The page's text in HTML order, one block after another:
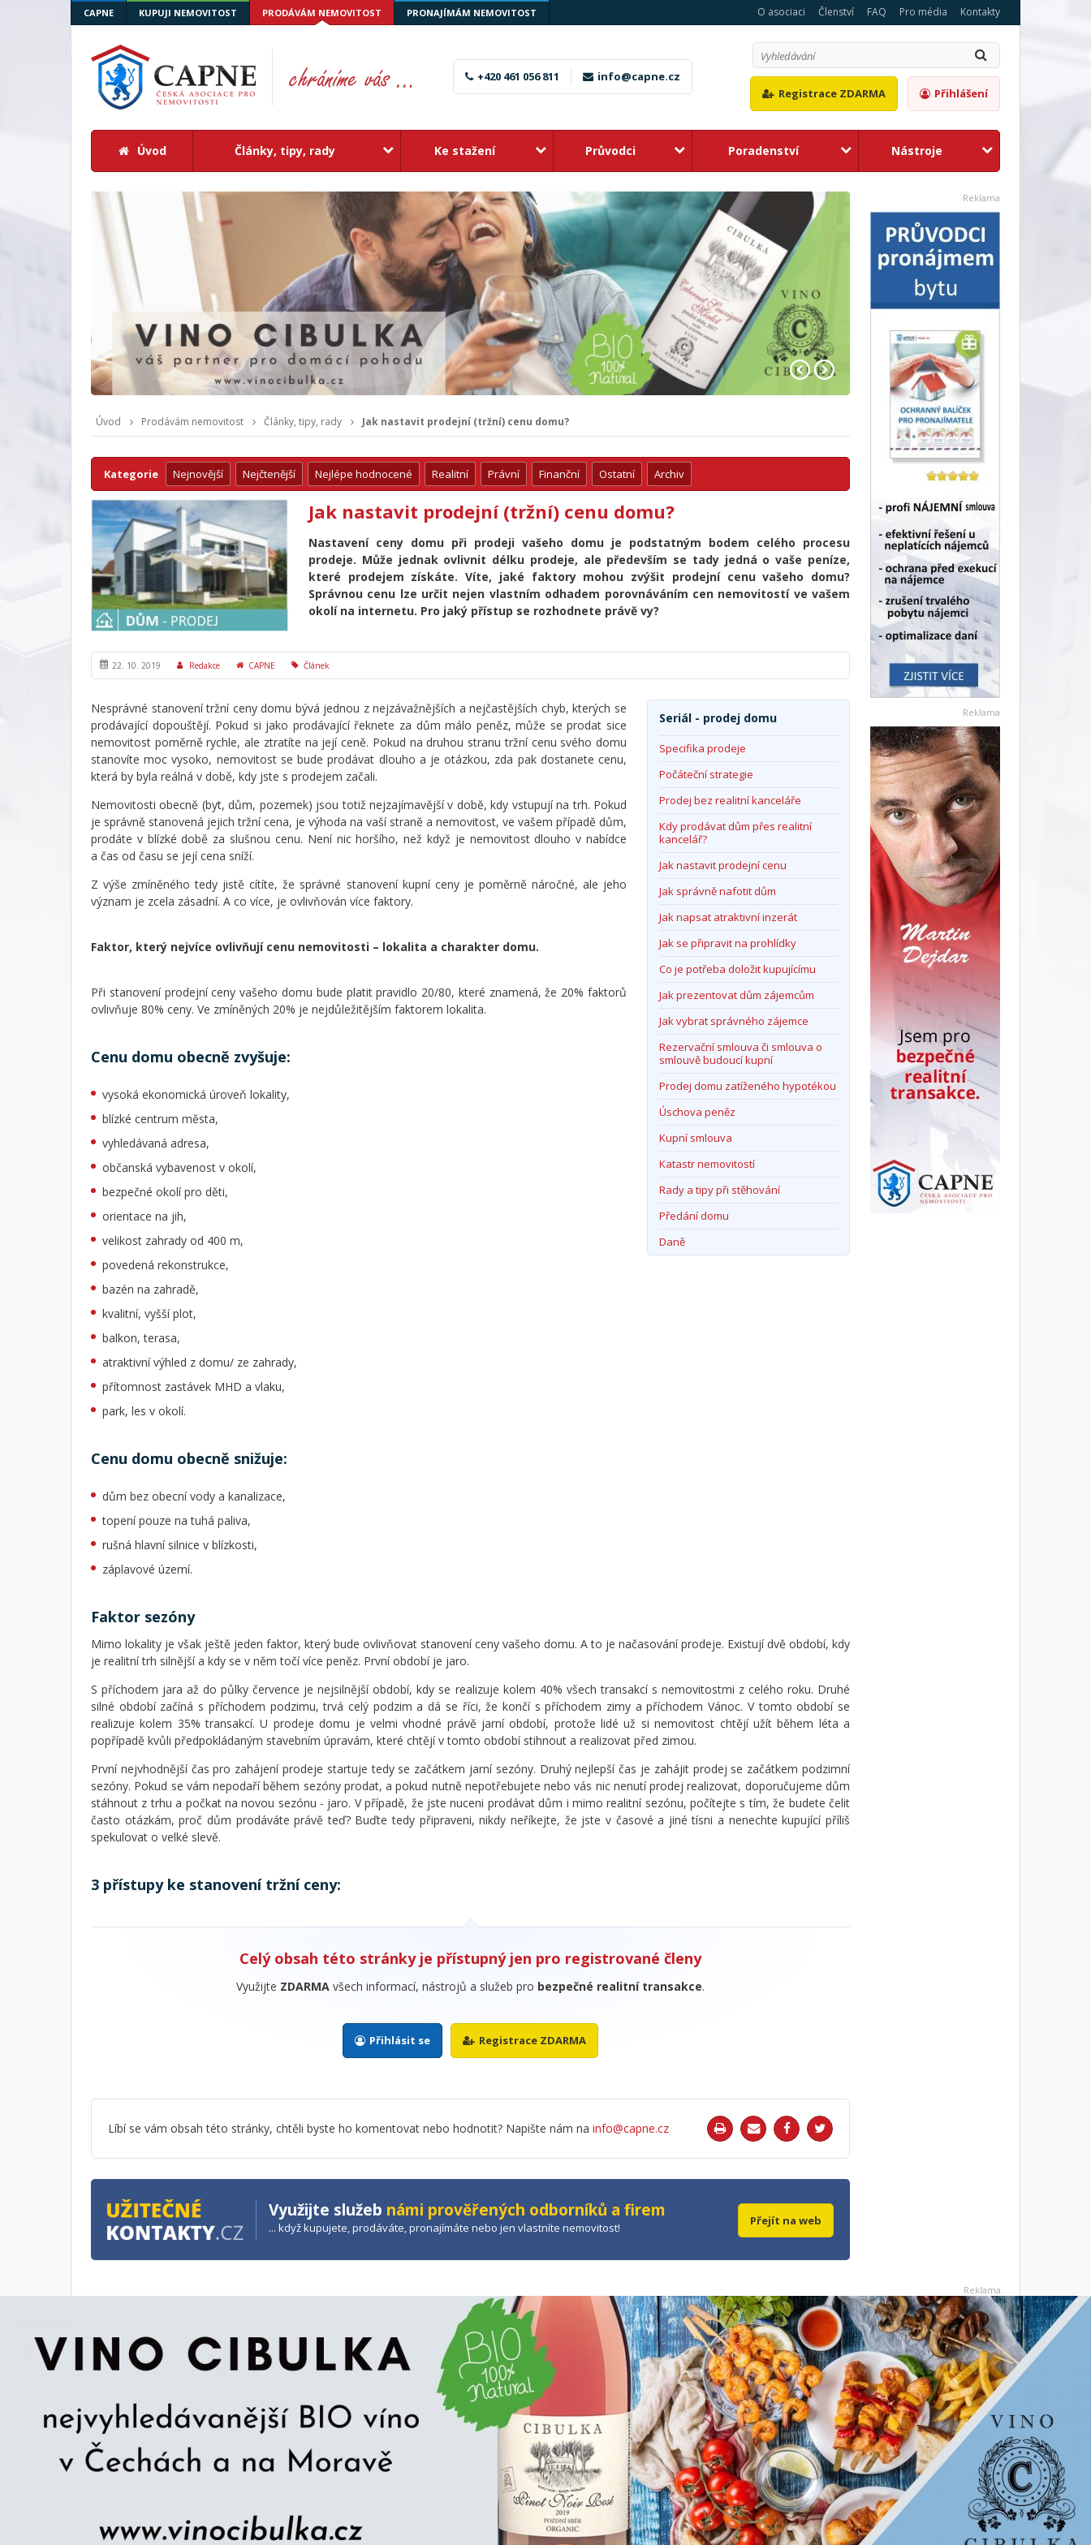
CAPNE KUPUJI NEMOVITOST PRODÁVÁM NEMOVITOST PRONAJÍMÁM NEMOVITOST O asociaci Členství FAQ Pro média Kontakty
+420 461 056 811
info@capne.cz
Registrace ZDARMA
Přihlášení
Úvod Články, tipy, rady Ke stažení Průvodci Poradenství Nástroje
Reklama
Reklama
1 2
Úvod Prodávám nemovitost Články, tipy, rady Jak nastavit prodejní (tržní) cenu domu?
Kategorie Nejnovější Nejčtenější Nejlépe hodnocené Realitní Právní Finanční Ostatní Archiv
Jak nastavit prodejní (tržní) cenu domu?
Nastavení ceny domu při prodeji vašeho domu je podstatným bodem celého procesu
prodeje. Může jednak ovlivnit délku prodeje, ale především se tady jedná o vaše peníze,
které prodejem získáte. Víte, jaké faktory mohou zvýšit prodejní cenu vašeho domu?
Správnou cenu lze určit nejen vlastním odhadem porovnáváním cen nemovitostí ve vašem
okolí na internetu. Pro jaký přístup se rozhodnete právě vy?
22. 10. 2019 Redakce CAPNE Článek
Seriál - prodej domu
Specifika prodeje
Počáteční strategie
Prodej bez realitní kanceláře
Kdy prodávat dům přes realitní
kancelář?
Jak nastavit prodejní cenu
Jak správně nafotit dům
Jak napsat atraktivní inzerát
Jak se připravit na prohlídky
Co je potřeba doložit kupujícímu
Jak prezentovat dům zájemcům
Jak vybrat správného zájemce
Rezervační smlouva či smlouva o
smlouvě budoucí kupní
Prodej domu zatíženého hypotékou
Úschova peněz
Kupní smlouva
Katastr nemovitostí
Rady a tipy při stěhování
Předání domu
Daně
Nesprávné stanovení tržní ceny domu bývá jednou z nejzávažnějších a nejčastějších chyb, kterých se
prodávající dopouštějí. Pokud si jako prodávající řeknete za dům málo peněz, může se prodat sice
nemovitost poměrně rychle, ale ztratíte na její ceně. Pokud na druhou stranu tržní cenu svého domu
stanovíte moc vysoko, nemovitost se bude prodávat dlouho a je otázkou, zda pak dostanete cenu,
která by byla reálná v době, kdy jste s prodejem začali.
Nemovitosti obecně (byt, dům, pozemek) jsou totiž nejzajímavější v době, kdy vstupují na trh. Pokud
je správně stanovená jejich tržní cena, je výhoda na vaší straně a nemovitost, ve vašem případě dům,
prodáte v blízké době za slušnou cenu. Není nic horšího, než když je nemovitost dlouho v nabídce
a čas od času se její cena sníží.
Z výše zmíněného tedy jistě cítíte, že správné stanovení kupní ceny je poměrně náročné, ale jeho
význam je zcela zásadní. A co více, je ovlivňován více faktory.
Faktor, který nejvíce ovlivňují cenu nemovitosti – lokalita a charakter domu.
Při stanovení prodejní ceny vašeho domu bude platit pravidlo 20/80, které znamená, že 20% faktorů
ovlivňuje 80% ceny. Ve zmíněných 20% je nejdůležitějším faktorem lokalita.
Cenu domu obecně zvyšuje:
vysoká ekonomická úroveň lokality,
blízké centrum města,
vyhledávaná adresa,
občanská vybavenost v okolí,
bezpečné okolí pro děti,
orientace na jih,
velikost zahrady od 400 m,
povedená rekonstrukce,
bazén na zahradě,
kvalitní, vyšší plot,
balkon, terasa,
atraktivní výhled z domu/ ze zahrady,
přítomnost zastávek MHD a vlaku,
park, les v okolí.
Cenu domu obecně snižuje:
dům bez obecní vody a kanalizace,
topení pouze na tuhá paliva,
rušná hlavní silnice v blízkosti,
záplavové území.
Faktor sezóny
Mimo lokality je však ještě jeden faktor, který bude ovlivňovat stanovení ceny vašeho domu. A to je načasování prodeje. Existují dvě období, kdy
je realitní trh silnější a kdy se v něm točí více peněz. První období je jaro.
S příchodem jara až do půlky července je nejsilnější období, kdy se realizuje kolem 40% všech transakcí s nemovitostmi z celého roku. Druhé
silné období začíná s příchodem podzimu, trvá celý podzim a dá se říci, že končí s příchodem zimy a příchodem Vánoc. V tomto období se
realizuje kolem 35% transakcí. U prodeje domu je velmi vhodné právě jarní období, protože lidé už si nemovitost chtějí užít během léta a
popřípadě kvůli předpokládaným stavebním úpravám, které chtějí v tomto období stihnout a realizovat před zimou.
První nejvhodnější čas pro zahájení prodeje startuje tedy se začátkem jarní sezóny. Druhý nejlepší čas je zahájit prodej se začátkem podzimní
sezóny. Pokud se vám nepodaří během sezóny prodat, a pokud nutně nepotřebujete nebo vás nic nenutí prodej realizovat, doporučujeme dům
stáhnout z trhu a počkat na novou sezónu - jaro. V případě, že jste nuceni prodávat dům i mimo realitní sezónu, počítejte s tím, že budete čelit
často otázkám, proč dům prodáváte právě teď? Buďte tedy připraveni, nikdy neříkejte, že jste v časové a jiné tísni a nenechte kupující příliš
spekulovat o velké slevě.
3 přístupy ke stanovení tržní ceny:
Celý obsah této stránky je přístupný jen pro registrované členy
Využijte ZDARMA všech informací, nástrojů a služeb pro bezpečné realitní transakce.
Přihlásit se Registrace ZDARMA
Líbí se vám obsah této stránky, chtěli byste ho komentovat nebo hodnotit? Napište nám na info@capne.cz
Využijte služeb námi prověřených odborníků a firem
... když kupujete, prodáváte, pronajímáte nebo jen vlastníte nemovitost! Přejít na web
Reklama